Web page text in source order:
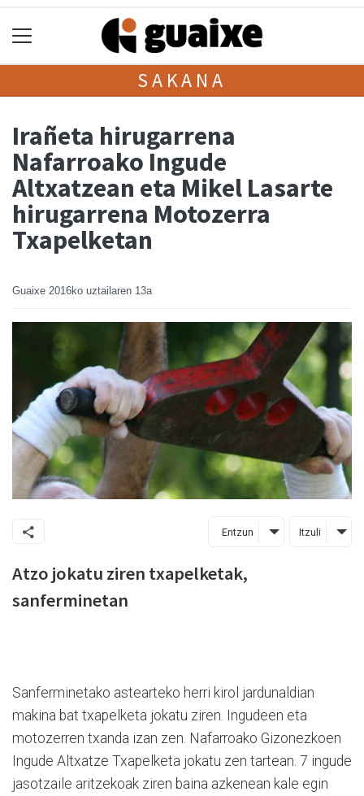
SAKANA
Irañeta hirugarrena
Nafarroako Ingude
Altxatzean eta Mikel Lasarte
hirugarrena Motozerra
Txapelketan
Guaixe 2016ko uztailaren 13a
Entzun Itzuli
Atzo jokatu ziren txapelketak,
sanferminetan
Sanferminetako astearteko herri kirol jardunaldian
makina bat txapelketa jokatu ziren. Ingudeen eta
motozerren txanda izan zen. Nafarroako Gizonezkoen
Ingude Altxatze Txapelketa jokatu zen tartean. 7 ingude
jasotzaile aritzekoak ziren baina azkenean kale egin